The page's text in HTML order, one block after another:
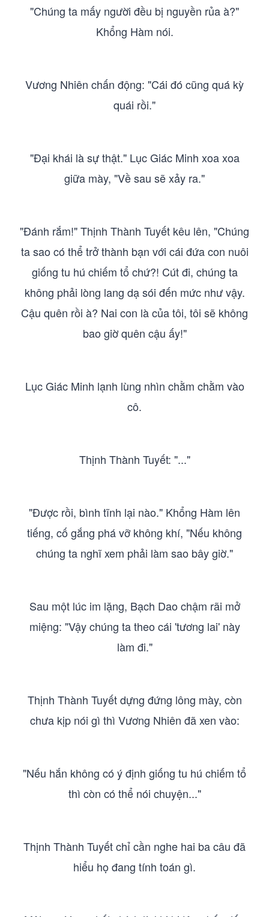
"Chúng ta mấy người đều bị nguyền rủa à?"
Khổng Hàm nói.
Vương Nhiên chấn động: "Cái đó cũng quá kỳ
quái rồi."
"Đại khái là sự thật." Lục Giác Minh xoa xoa
giữa mày, "Về sau sẽ xảy ra."
"Đánh rắm!" Thịnh Thành Tuyết kêu lên, "Chúng
ta sao có thể trở thành bạn với cái đứa con nuôi
giống tu hú chiếm tổ chứ?! Cút đi, chúng ta
không phải lòng lang dạ sói đến mức như vậy.
Cậu quên rồi à? Nai con là của tôi, tôi sẽ không
bao giờ quên cậu ấy!"
Lục Giác Minh lạnh lùng nhìn chằm chằm vào
cô.
Thịnh Thành Tuyết: "..."
"Được rồi, bình tĩnh lại nào." Khổng Hàm lên
tiếng, cố gắng phá vỡ không khí, "Nếu không
chúng ta nghĩ xem phải làm sao bây giờ."
Sau một lúc im lặng, Bạch Dao chậm rãi mở
miệng: "Vậy chúng ta theo cái 'tương lai' này
làm đi."
Thịnh Thành Tuyết dựng đứng lông mày, còn
chưa kịp nói gì thì Vương Nhiên đã xen vào:
"Nếu hắn không có ý định giống tu hú chiếm tổ
thì còn có thể nói chuyện..."
Thịnh Thành Tuyết chỉ cần nghe hai ba câu đã
hiểu họ đang tính toán gì.